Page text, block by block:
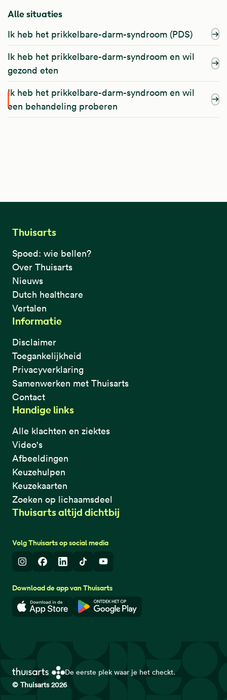
Alle situaties
Ik heb het prikkelbare-darm-syndroom (PDS)
Ik heb het prikkelbare-darm-syndroom en wil
gezond eten
Ik heb het prikkelbare-darm-syndroom en wil
een behandeling proberen
Thuisarts
Spoed: wie bellen?
Over Thuisarts
Nieuws
Dutch healthcare
Vertalen
Informatie
Disclaimer
Toegankelijkheid
Privacyverklaring
Samenwerken met Thuisarts
Contact
Handige links
Alle klachten en ziektes
Video's
Afbeeldingen
Keuzehulpen
Keuzekaarten
Zoeken op lichaamsdeel
Thuisarts altijd dichtbij
Volg Thuisarts op social media
InstagramFacebook
LinkedInTikTokYoutube
Download de app van Thuisarts
Download in de App StoreDownload in de Google Play
De eerste plek waar je het checkt.
© Thuisarts 2026